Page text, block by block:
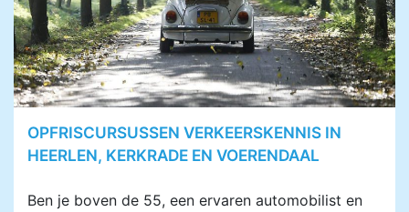
OPFRISCURSUSSEN VERKEERSKENNIS IN
HEERLEN, KERKRADE EN VOERENDAAL
Ben je boven de 55, een ervaren automobilist en